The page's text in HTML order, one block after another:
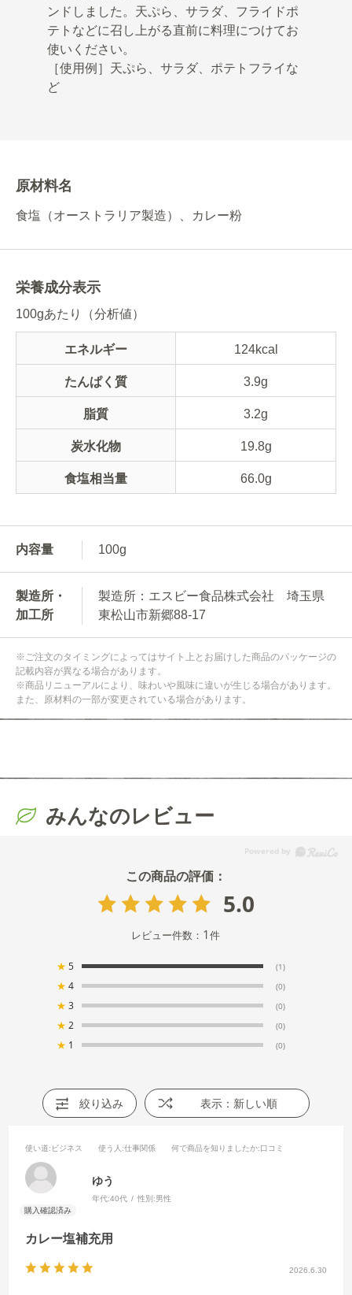
ンドしました。天ぷら、サラダ、フライドポ
テトなどに召し上がる直前に料理につけてお
使いください。
［使用例］天ぷら、サラダ、ポテトフライな
ど
原材料名
食塩（オーストラリア製造）、カレー粉
栄養成分表示
100gあたり（分析値）
エネルギー 124kcal
たんぱく質 3.9g
脂質 3.2g
炭水化物 19.8g
食塩相当量 66.0g
内容量 100g
製造所・
加工所
製造所：エスビー食品株式会社 埼玉県
東松山市新郷88-17
※ご注文のタイミングによってはサイト上とお届けした商品のパッケージの
記載内容が異なる場合があります。
※商品リニューアルにより、味わいや風味に違いが生じる場合があります。
また、原材料の一部が変更されている場合があります。
みんなのレビュー
5.0
レビュー件数： 1件
★ 5 (1)
★ 4 (0)
★ 3 (0)
★ 2 (0)
★ 1 (0)
絞り込み 表示：新しい順
2026.6.30
カレー塩補充用
使い道:ビジネス 使う人 :仕事関係 何で商品を知りましたか:口コミ
ゆう
年代:40代 性別:男性